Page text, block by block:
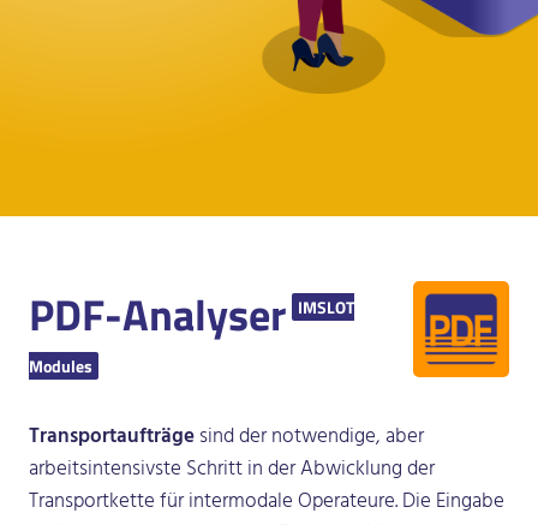
PDF-Analyser IMSLOT
Modules
Transportaufträgesind der notwendige, aber
arbeitsintensivste Schritt in der Abwicklung der
Transportkette für intermodale Operateure. Die Eingabe